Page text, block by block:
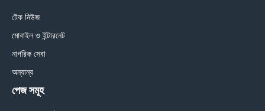
টেক নিউজ
মোবাইল ও ইন্টারনেট
নাগরিক সেবা
অন্যান্য
পেজ সমূহ